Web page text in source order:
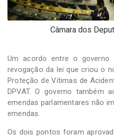
Câmara dos
Um acordo entre o
revogação da lei que criou o
Proteção de Vítimas de
DPVAT. O governo também
emendas parlamentares não
emendas.
Os dois pontos foram